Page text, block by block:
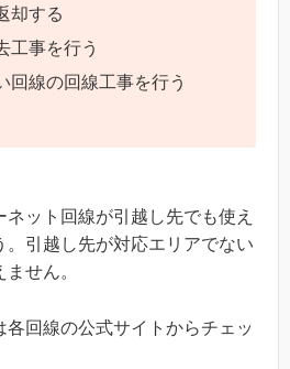
却する
工事を行う
回線の回線工事を行う
ネット回線が引越し先でも使え
。引越し先が対応エリアでない
せん。
各回線の公式サイトからチェッ